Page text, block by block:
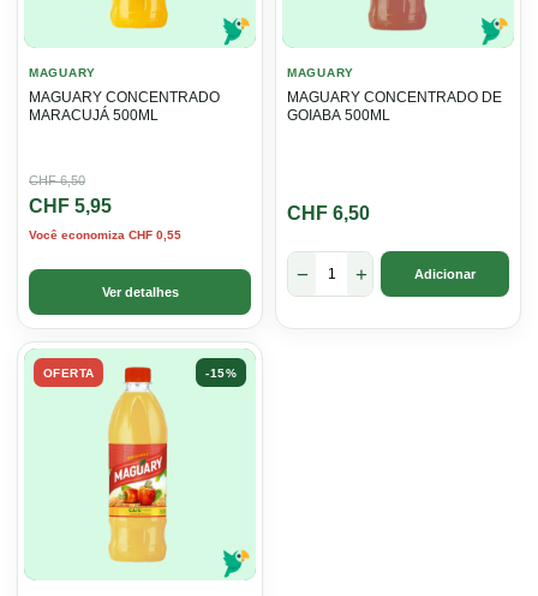
MAGUARY
MAGUARY CONCENTRADO
MARACUJÁ 500ML
CHF6,50
O
preço
original
era:
CHF 6,50.
CHF 5,95
O
preço
atual
é:
CHF 5,95.
Você economiza CHF 0,55
Ver detalhes
MAGUARY
MAGUARY CONCENTRADO DE
GOIABA 500ML
CHF 6,50
− + Adicionar
OFERTA -15%